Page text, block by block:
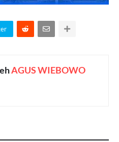
AGUS WIEBOWO